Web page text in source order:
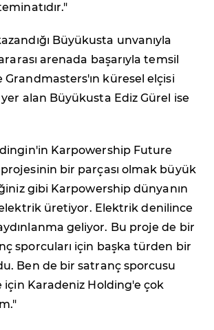
Büyükusta unvanıyla
arenada başarıyla temsil
küresel elçisi
alan Büyükusta Ediz Gürel ise
Karpowership Future
bir parçası olmak büyük
gibi Karpowership dünyanın
üretiyor. Elektrik denilince
geliyor. Bu proje de bir
sporcuları için başka türden bir
Ben de bir satranç sporcusu
Karadeniz Holding'e çok